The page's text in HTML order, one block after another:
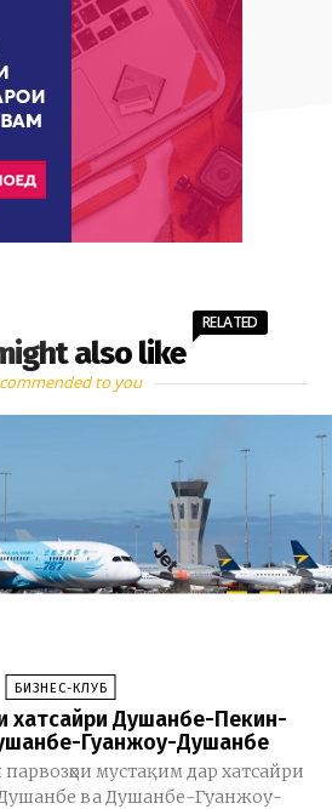
also like
RELATED
to you
БИЗНЕС-КЛУБ
хатсайри Душанбе-Пекин-
Гуанжоу-Душанбе
мустақим дар хатсайри
ва Душанбе-Гуанжоу-